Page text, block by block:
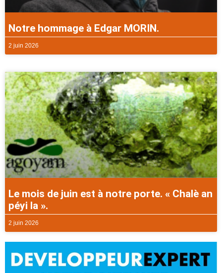
Notre hommage à Edgar MORIN.
2 juin 2026
Le mois de juin est à notre porte. « Chalè an
péyi la ».
2 juin 2026